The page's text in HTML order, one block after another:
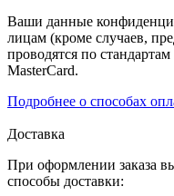
Ваши данные
лицам (кроме случаев,
проводятся по
MasterCard.
Подробнее о способах
Доставка
При оформлении заказа
способы доставки: